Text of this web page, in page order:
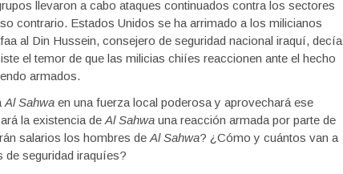
llevaron a cabo ataques continuados contra los sectores
contrario. Estados Unidos se ha arrimado a los milicianos
al Din Hussein, consejero de seguridad nacional iraquí, decía
el temor de que las milicias chiíes reaccionen ante el hecho
armados.
Al Sahwa en una fuerza local poderosa y aprovechará ese
la existencia de Al Sahwa una reacción armada por parte de
salarios los hombres de Al Sahwa? ¿Cómo y cuántos van a
de seguridad iraquíes?